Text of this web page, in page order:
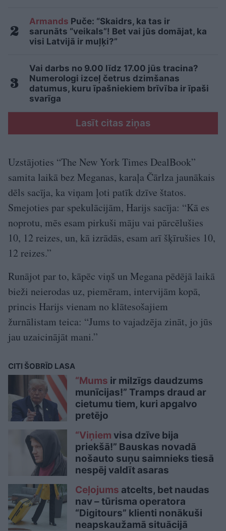
Armands Puče: “Skaidrs, ka tas ir
sarunāts “veikals”! Bet vai jūs domājat, ka
visi Latvijā ir muļķi?”
Vai darbs no 9.00 līdz 17.00 jūs tracina?
Numerologi izceļ četrus dzimšanas
datumus, kuru īpašniekiem brīvība ir īpaši
svarīga
Lasīt citas ziņas
Uzstājoties “The New York Times DealBook”
samita laikā bez Meganas, karaļa Čārlza jaunākais
dēls sacīja, ka viņam ļoti patīk dzīve štatos.
Smejoties par spekulācijām, Harijs sacīja: “Kā es
noprotu, mēs esam pirkuši māju vai pārcēlušies
10, 12 reizes, un, kā izrādās, esam arī šķīrušies 10,
12 reizes.”
Runājot par to, kāpēc viņš un Megana pēdējā laikā
bieži neierodas uz, piemēram, intervijām kopā,
princis Harijs vienam no klātesošajiem
žurnālistam teica: “Jums to vajadzēja zināt, jo jūs
jau uzaicinājāt mani.”
CITI ŠOBRĪD LASA
“Mums ir milzīgs daudzums
munīcijas!” Tramps draud ar
cietumu tiem, kuri apgalvo
pretējo
“Viņiem visa dzīve bija
priekšā!” Bauskas novadā
nošauto suņu saimnieks tiesā
nespēj valdīt asaras
Ceļojums atcelts, bet naudas
nav – tūrisma operatora
“Digitours” klienti nonākuši
neapskaužamā situācijā